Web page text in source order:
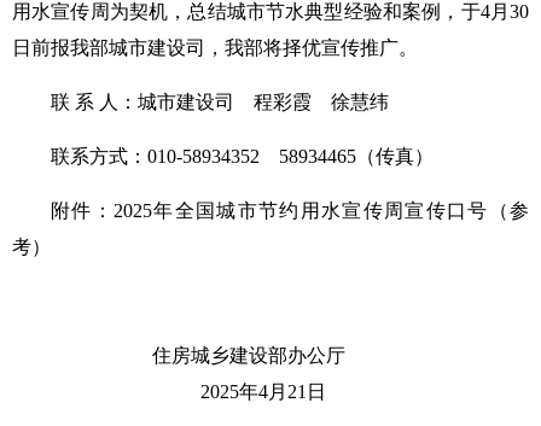
用水宣传周为契机，总结城市节水典型经验和案例，于4月30
日前报我部城市建设司，我部将择优宣传推广。
联 系 人：城市建设司　程彩霞　徐慧纬
联系方式：010-58934352　58934465（传真）
附件：2025年全国城市节约用水宣传周宣传口号（参
考）
住房城乡建设部办公厅
2025年4月21日